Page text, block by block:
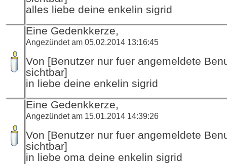
alles liebe deine enkelin sigrid
Eine Gedenkkerze,
Angezündet am 05.02.2014 13:16:45
Von [Benutzer nur fuer angemeldete
sichtbar]
in liebe deine enkelin sigrid
Eine Gedenkkerze,
Angezündet am 15.01.2014 14:39:26
Von [Benutzer nur fuer angemeldete
sichtbar]
in liebe oma deine enkelin sigrid